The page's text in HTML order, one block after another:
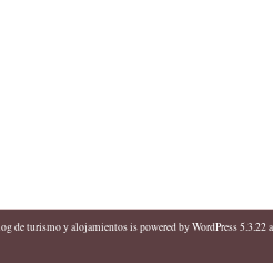
de turismo y alojamientosis powered byWordPress 5.3.22